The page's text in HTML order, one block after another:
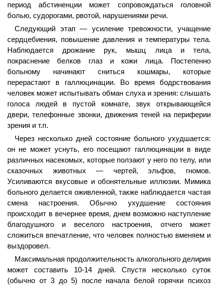
период абстиненции может сопровождаться головной
болью, судорогами, рвотой, нарушениями речи.
Следующий этап — усиление тревожности, учащение
сердцебиения, повышение давления и температуры тела.
Наблюдается дрожание рук, мышц лица и тела,
покраснение белков глаз и кожи лица. Постепенно
больному начинают сниться кошмары, которые
перерастают в галлюцинации. Во время бодрствования
человек может испытывать обман слуха и зрения: слышать
голоса людей в пустой комнате, звук открывающейся
двери, телефонные звонки, движения теней на периферии
зрения и т.п.
Через несколько дней состояние больного ухудшается:
он не может уснуть, его посещают галлюцинации в виде
различных насекомых, которые ползают у него по телу, или
сказочных животных — чертей, эльфов, гномов.
Усиливаются вкусовые и обонятельные иллюзии. Мимика
больного делается оживленной, также наблюдается частая
смена настроения. Обычно ухудшение состояния
происходит в вечернее время, днем возможно наступление
благодушного и веселого настроения, отчего может
сложиться впечатление, что человек полностью вменяем и
выздоровел.
Максимальная продолжительность алкогольного делирия
может составить 10-14 дней. Спустя несколько суток
(обычно от 3 до 5) после начала белой горячки психоз